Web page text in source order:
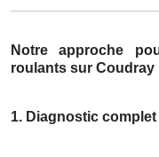
Notre approche
roulants sur Coudray
1. Diagnostic complet